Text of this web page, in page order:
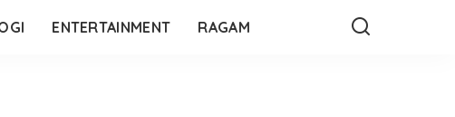
ENTERTAINMENT RAGAM